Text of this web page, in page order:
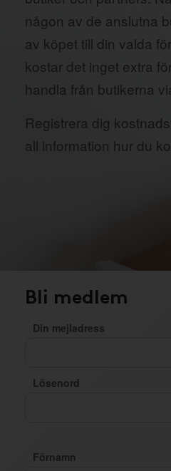
någon av de anslutna
av köpet till din valda
kostar det inget extra
handla från butikerna
Registrera dig
all information hur du
Bli medlem
Din mejladress
Lösenord
Förnamn